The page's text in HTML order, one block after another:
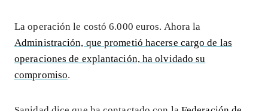
La operación le costó 6.000 euros. Ahora la
Administración, que prometió hacerse cargo de las
operaciones de explantación, ha olvidado su
compromiso.